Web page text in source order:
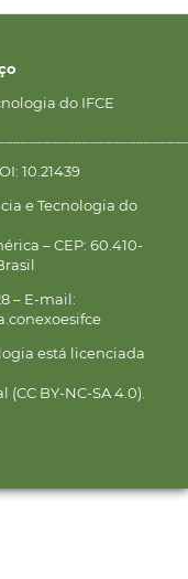
do IFCE
10.21439
e Tecnologia do
– CEP: 60.410-
– E-mail:
está licenciada
BY-NC-SA 4.0).